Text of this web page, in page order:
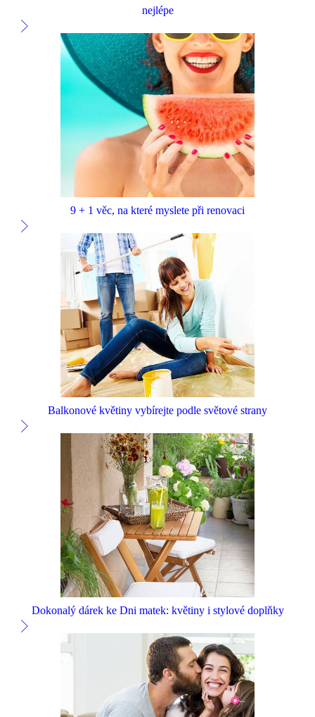
nejlépe
9 + 1 věc, na které myslete při renovaci
Balkonové květiny vybírejte podle světové strany
Dokonalý dárek ke Dni matek: květiny i stylové doplňky